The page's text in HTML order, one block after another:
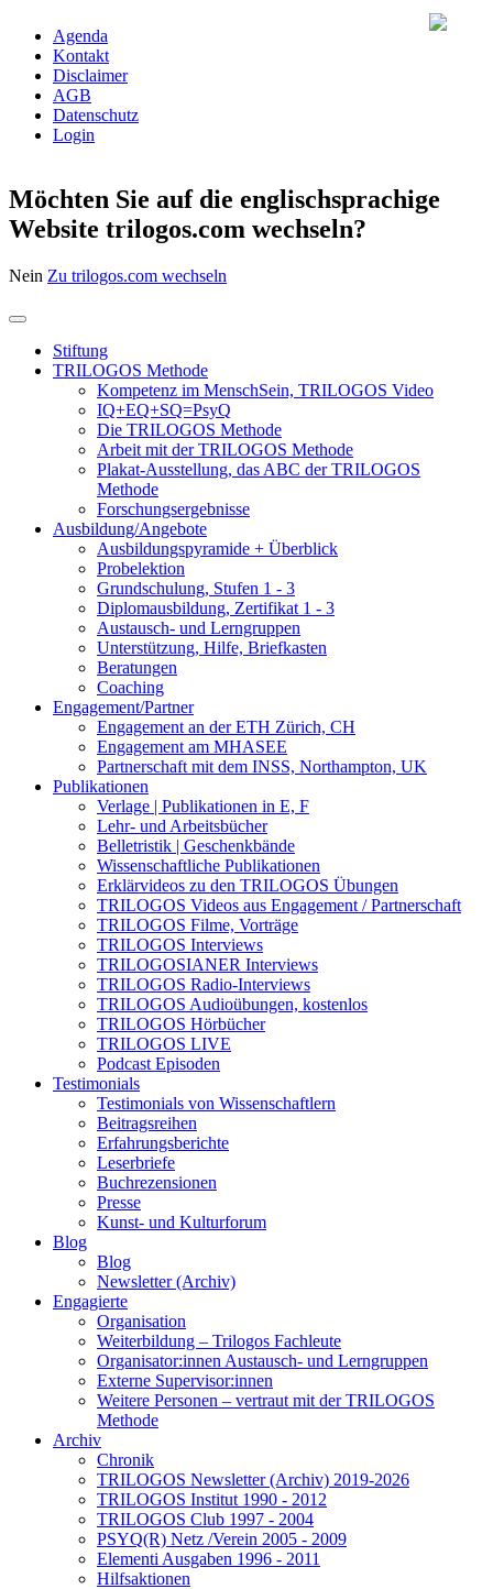
Agenda
Kontakt
Disclaimer
AGB
Datenschutz
Login
Möchten Sie auf die englischsprachige
Website trilogos.com wechseln?
Nein Zu trilogos.com wechseln
Stiftung
TRILOGOS Methode
Kompetenz im MenschSein, TRILOGOS Video
IQ+EQ+SQ=PsyQ
Die TRILOGOS Methode
Arbeit mit der TRILOGOS Methode
Plakat-Ausstellung, das ABC der TRILOGOS
Methode
Forschungsergebnisse
Ausbildung/Angebote
Ausbildungspyramide + Überblick
Probelektion
Grundschulung, Stufen 1 - 3
Diplomausbildung, Zertifikat 1 - 3
Austausch- und Lerngruppen
Unterstützung, Hilfe, Briefkasten
Beratungen
Coaching
Engagement/Partner
Engagement an der ETH Zürich, CH
Engagement am MHASEE
Partnerschaft mit dem INSS, Northampton, UK
Publikationen
Verlage | Publikationen in E, F
Lehr- und Arbeitsbücher
Belletristik | Geschenkbände
Wissenschaftliche Publikationen
Erklärvideos zu den TRILOGOS Übungen
TRILOGOS Videos aus Engagement / Partnerschaft
TRILOGOS Filme, Vorträge
TRILOGOS Interviews
TRILOGOSIANER Interviews
TRILOGOS Radio-Interviews
TRILOGOS Audioübungen, kostenlos
TRILOGOS Hörbücher
TRILOGOS LIVE
Podcast Episoden
Testimonials
Testimonials von Wissenschaftlern
Beitragsreihen
Erfahrungsberichte
Leserbriefe
Buchrezensionen
Presse
Kunst- und Kulturforum
Blog
Blog
Newsletter (Archiv)
Engagierte
Organisation
Weiterbildung – Trilogos Fachleute
Organisator:innen Austausch- und Lerngruppen
Externe Supervisor:innen
Weitere Personen – vertraut mit der TRILOGOS
Methode
Archiv
Chronik
TRILOGOS Newsletter (Archiv) 2019-2026
TRILOGOS Institut 1990 - 2012
TRILOGOS Club 1997 - 2004
PSYQ(R) Netz /Verein 2005 - 2009
Elementi Ausgaben 1996 - 2011
Hilfsaktionen